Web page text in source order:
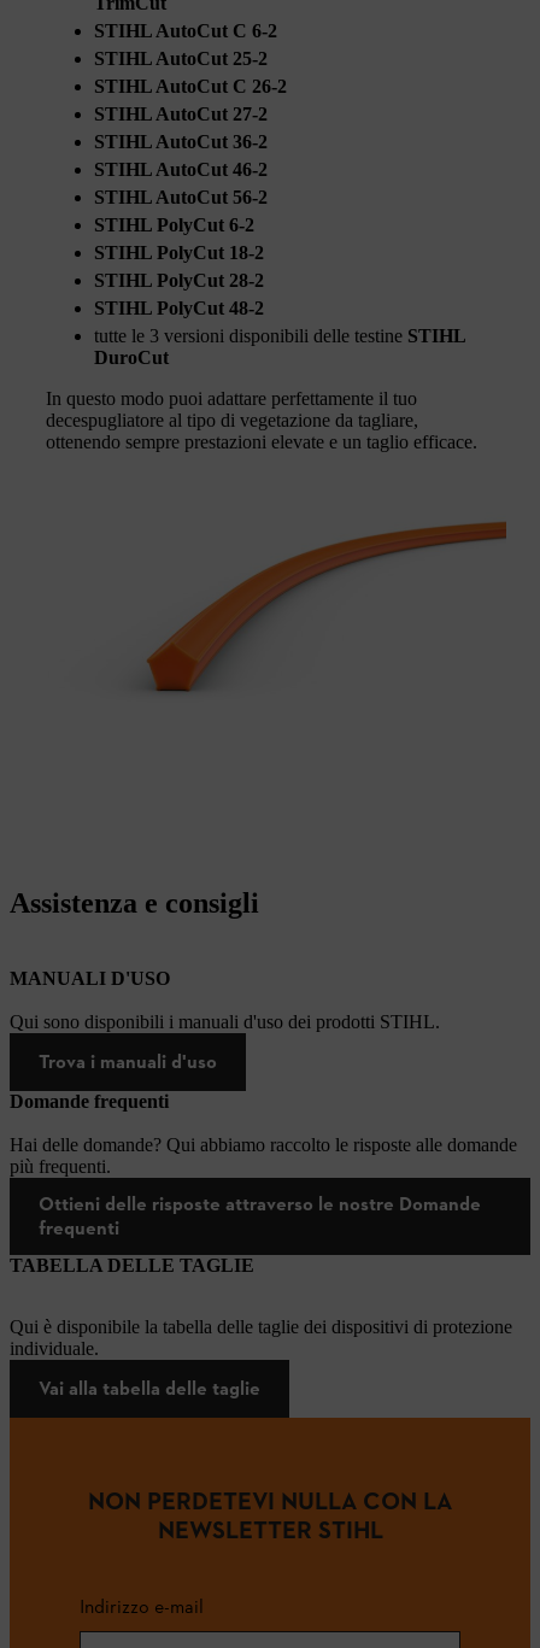
STIHL AutoCut C 6-2
STIHL AutoCut 25-2
STIHL AutoCut C 26-2
STIHL AutoCut 27-2
STIHL AutoCut 36-2
STIHL AutoCut 46-2
STIHL AutoCut 56-2
STIHL PolyCut 6-2
STIHL PolyCut 18-2
STIHL PolyCut 28-2
STIHL PolyCut 48-2
tutte le 3 versioni disponibili delle testine STIHL
DuroCut
In questo modo puoi adattare perfettamente il tuo
decespugliatore al tipo di vegetazione da tagliare,
ottenendo sempre prestazioni elevate e un taglio efficace.
Assistenza e consigli
MANUALI D'USO
Qui sono disponibili i manuali d'uso dei prodotti STIHL.
Trova i manuali d'uso
Domande frequenti
Hai delle domande? Qui abbiamo raccolto le risposte alle domande
più frequenti.
Ottieni delle risposte attraverso le nostre Domande
frequenti
TABELLA DELLE TAGLIE
Qui è disponibile la tabella delle taglie dei dispositivi di protezione
individuale.
Vai alla tabella delle taglie
NON PERDETEVI NULLA CON LA
NEWSLETTER STIHL
Indirizzo e-mail